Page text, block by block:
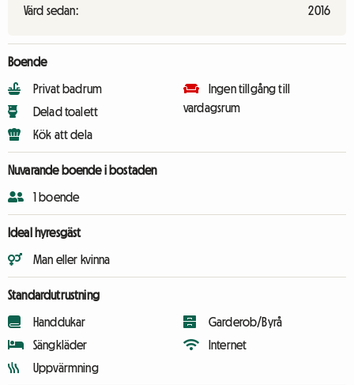
Värd sedan:
2016
Boende
Privat badrum
Delad toalett
Kök att dela
Ingen tillgång till
vardagsrum
Nuvarande boende i bostaden
1 boende
Ideal hyresgäst
Man eller kvinna
Standardutrustning
Handdukar
Sängkläder
Uppvärmning
Garderob/Byrå
Internet